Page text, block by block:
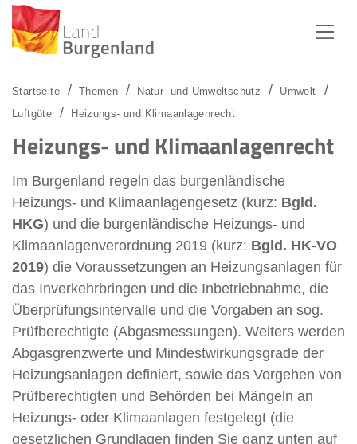
Startseite Themen Natur- und Umweltschutz
Umwelt
Luftgüte
Heizungs- und Klimaanlagenrecht
Heizungs- und Klimaanlagenrecht
Im Burgenland regeln das burgenländische
Heizungs- und Klimaanlagengesetz (kurz: Bgld.
HKG) und die burgenländische Heizungs- und
Klimaanlagenverordnung 2019 (kurz: Bgld. HK-VO
2019) die Voraussetzungen an Heizungsanlagen für
das Inverkehrbringen und die Inbetriebnahme, die
Überprüfungsintervalle und die Vorgaben an sog.
Prüfberechtigte (Abgasmessungen). Weiters werden
Abgasgrenzwerte und Mindestwirkungsgrade der
Heizungsanlagen definiert, sowie das Vorgehen von
Prüfberechtigten und Behörden bei Mängeln an
Heizungs- oder Klimaanlagen festgelegt (die
gesetzlichen Grundlagen finden Sie ganz unten auf